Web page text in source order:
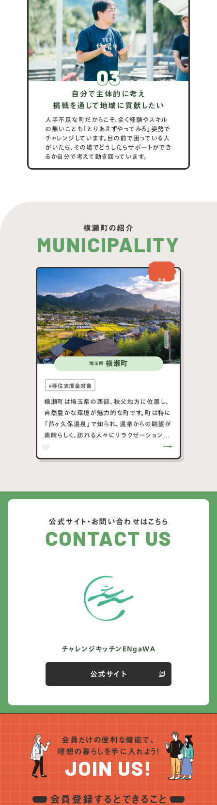
03
自分で主体的に考え
挑戦を通じて地域に貢献したい
人手不足な町だからこそ、全く経験やスキル
の無いことも「とりあえずやってみる」姿勢で
チャレンジしています。目の前で困っている人
がいたら、その場でどうしたらサポートができ
るか自分で考えて動き回っています。
横瀬町の紹介
MUNICIPALITY
埼玉県 横瀬町
田舎
移住支援金対象
横瀬町は埼玉県の西部、秩父地方に位置し、
自然豊かな環境が魅力的な町です。町は特に
「芦ヶ久保温泉」で知られ、温泉からの眺望が
素晴らしく、訪れる人々にリラクゼーションを
提供しています。また、横瀬町はハイキングや
登山に適した地域で、秩父多峯主山や武甲山
に行われており、自然と触れ合いたい人々に
癒しと冒険を提供する町です。
公式サイト・お問い合わせはこちら
CONTACT US
チャレンジキッチンENgaWA
公式サイト
会員だけの便利な機能で、
理想の暮らしを手に入れよう！
JOIN US!
会員登録するとできること